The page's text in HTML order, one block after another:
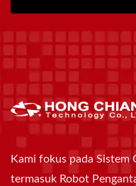
Kami fokus pada
termasuk Robot